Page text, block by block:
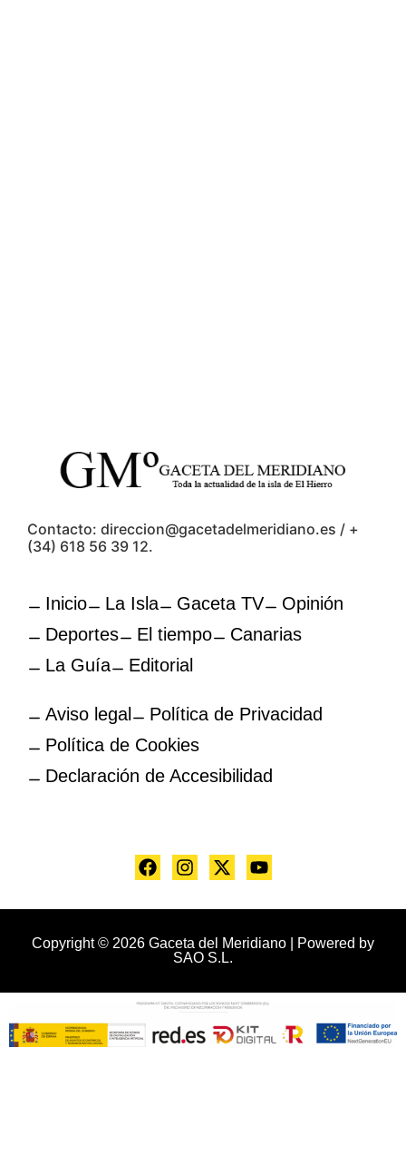
Contacto: direccion@gacetadelmeridiano.es / +
(34) 618 56 39 12.
Inicio La Isla Gaceta TV
Opinión
Deportes
El tiempo
Canarias
La Guía
Editorial
Aviso legal
Política de Privacidad
Política de Cookies
Declaración de Accesibilidad
Copyright © 2026 Gaceta del Meridiano | Powered by
SAO S.L.